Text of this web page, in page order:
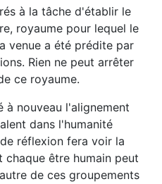
à la tâche d'établir le
royaume pour lequel le
venue a été prédite par
Rien ne peut arrêter
ce royaume.
à nouveau l'alignement
dans l'humanité
réflexion fera voir la
être humain peut
de ces groupements